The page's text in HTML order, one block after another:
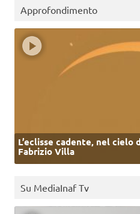
Approfondimento
L’eclisse cadente, nel cielo
Fabrizio Villa
Su MediaInaf Tv